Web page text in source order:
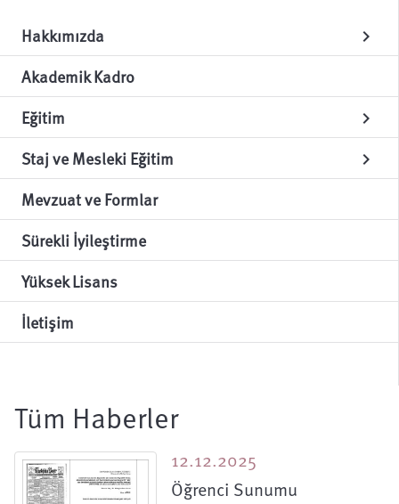
Hakkımızda chevron_right
Akademik Kadro
Eğitim
chevron_right
Staj ve Mesleki Eğitim chevron_right
Mevzuat ve Formlar
Sürekli İyileştirme
Yüksek Lisans
İletişim
Tüm Haberler
12.12.2025
Öğrenci Sunumu